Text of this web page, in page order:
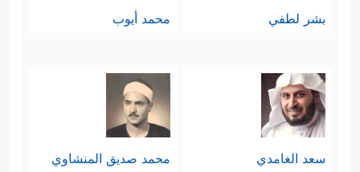
بشر لطفي محمد أيوب
سعد الغامدي محمد صديق المنشاوي